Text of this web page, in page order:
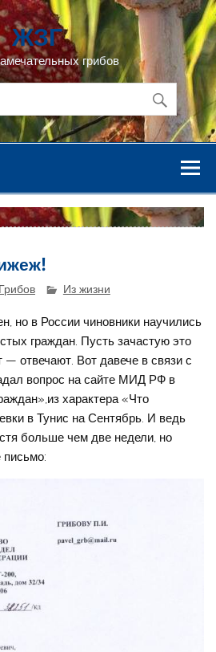
ЖЗГ
грибов
Из жизни
но в России чиновники научились
граждан. Пусть зачастую это
— отвечают. Вот давече в связи с
вопрос на сайте МИД РФ в
характера «Что
в Тунис на Сентябрь. И ведь
больше чем две недели, но